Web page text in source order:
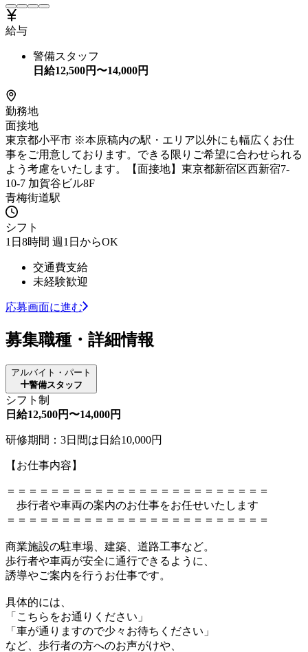
給与
警備スタッフ
日給12,500円〜14,000円
勤務地
面接地
東京都小平市 ※本原稿内の駅・エリア以外にも幅広くお仕
事をご用意しております。できる限りご希望に合わせられる
よう考慮をいたします。【面接地】東京都新宿区西新宿7-
10-7 加賀谷ビル8F
青梅街道駅
シフト
1日8時間 週1日からOK
交通費支給
未経験歓迎
応募画面に進む
募集職種・詳細情報
アルバイト・パート
警備スタッフ
シフト制
日給12,500円〜14,000円
研修期間：3日間は日給10,000円
【お仕事内容】
＝＝＝＝＝＝＝＝＝＝＝＝＝＝＝＝＝＝＝＝＝＝＝＝
歩行者や車両の案内のお仕事をお任せいたします
＝＝＝＝＝＝＝＝＝＝＝＝＝＝＝＝＝＝＝＝＝＝＝＝
商業施設の駐車場、建築、道路工事など。
歩行者や車両が安全に通行できるように、
誘導やご案内を行うお仕事です。
具体的には、
「こちらをお通りください」
「車が通りますので少々お待ちください」
など、歩行者の方へのお声がけや、